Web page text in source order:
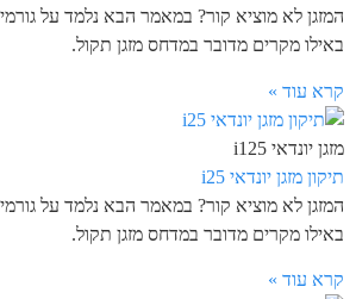
המזגן לא מוציא קור? במאמר הבא נלמד על גורמים
באילו מקרים מדובר במדחס מזגן תקול.
קרא עוד »
מזגן יונדאי i125
תיקון מזגן יונדאי i25
המזגן לא מוציא קור? במאמר הבא נלמד על גורמים
באילו מקרים מדובר במדחס מזגן תקול.
קרא עוד »